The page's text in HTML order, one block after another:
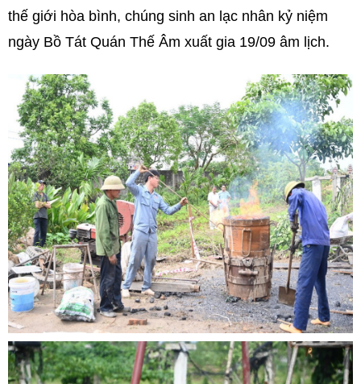
thế giới hòa bình, chúng sinh an lạc nhân kỷ niệm
ngày Bồ Tát Quán Thế Âm xuất gia 19/09 âm lịch.